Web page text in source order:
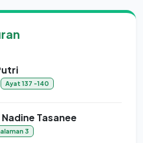
Ayat 137 -140
Tasanee
3